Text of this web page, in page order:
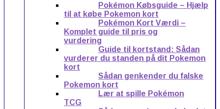
Pokémon Købsguide – Hjælp
til at købe Pokemon kort
Pokémon Kort Værdi –
Komplet guide til pris og
vurdering
Guide til kortstand: Sådan
vurderer du standen på dit Pokemon
kort
Sådan genkender du falske
Pokemon kort
Lær at spille Pokémon
TCG